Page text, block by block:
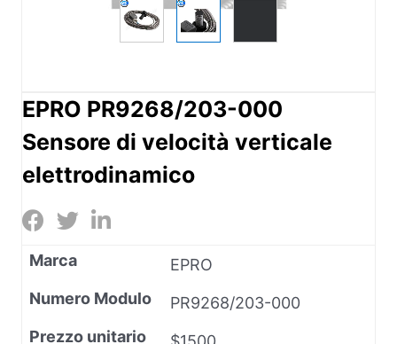
EPRO PR9268/203-000
Sensore di velocità verticale
elettrodinamico
Marca
EPRO
Numero Modulo
PR9268/203-000
Prezzo unitario